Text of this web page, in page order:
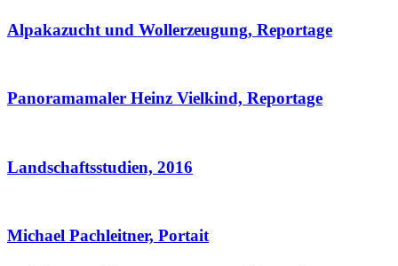
Alpakazucht und Wollerzeugung, Reportage
Panoramamaler Heinz Vielkind, Reportage
Landschaftsstudien, 2016
Michael Pachleitner, Portait